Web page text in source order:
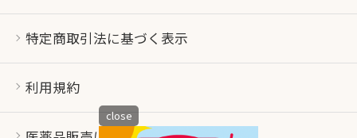
特定商取引法に基づく表示
利用規約
close